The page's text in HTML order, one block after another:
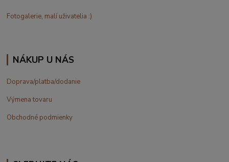
Fotogalerie, malí uživatelia :)
NÁKUP U NÁS
Doprava/platba/dodanie
Výmena tovaru
Obchodné podmienky